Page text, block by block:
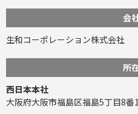
会
生和コーポレーション株式会社
所
西日本本社
大阪府大阪市福島区福島5丁目8番